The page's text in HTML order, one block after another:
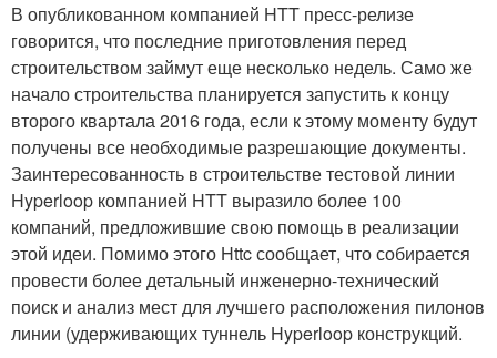
В опубликованном компанией HTT пресс-релизе
говорится, что последние приготовления перед
строительством займут еще несколько недель. Само же
начало строительства планируется запустить к концу
второго квартала 2016 года, если к этому моменту будут
получены все необходимые разрешающие документы.
Заинтересованность в строительстве тестовой линии
Hyperloop компанией HTT выразило более 100
компаний, предложившие свою помощь в реализации
этой идеи. Помимо этого Httc сообщает, что собирается
провести более детальный инженерно-технический
поиск и анализ мест для лучшего расположения пилонов
линии (удерживающих туннель Hyperloop конструкций.